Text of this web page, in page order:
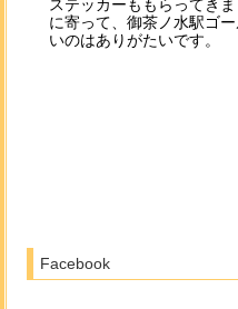
ステッカーももらってき
に寄って、御茶ノ水駅ゴ
いのはありがたいです。
Facebook